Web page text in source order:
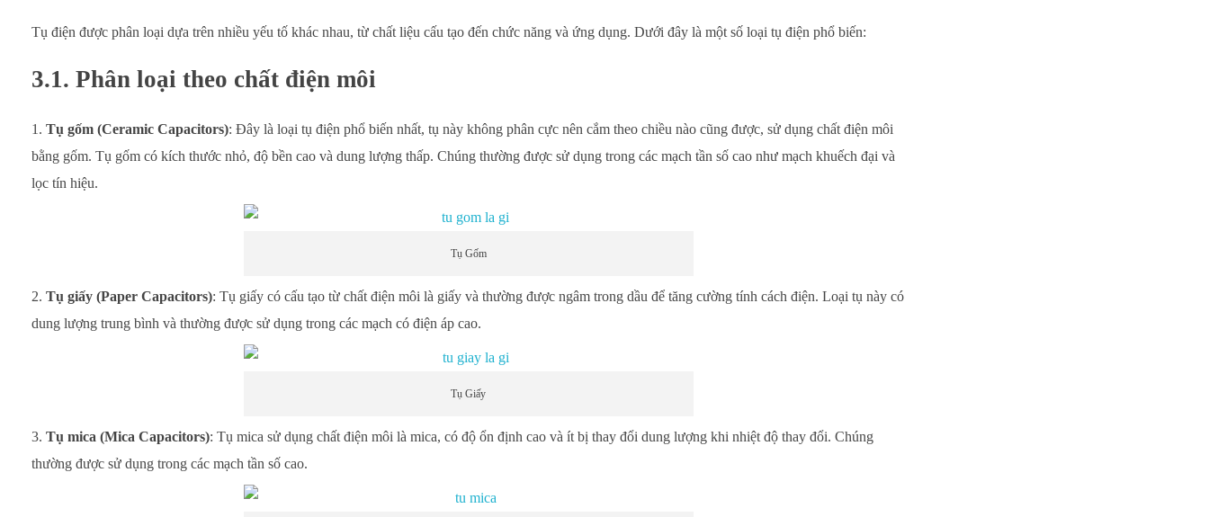
Tụ điện được phân loại dựa trên nhiều yếu tố khác nhau, từ chất liệu cấu tạo đến chức năng và ứng dụng. Dưới đây là một số loại tụ điện phổ biến:
3.1. Phân loại theo chất điện môi
Tụ gốm (Ceramic Capacitors): Đây là loại tụ điện phổ biến nhất, tụ này không phân cực nên cắm theo chiều nào cũng được, sử dụng chất điện môi
bằng gốm. Tụ gốm có kích thước nhỏ, độ bền cao và dung lượng thấp. Chúng thường được sử dụng trong các mạch tần số cao như mạch khuếch đại và
lọc tín hiệu.
Tụ Gốm
Tụ giấy (Paper Capacitors): Tụ giấy có cấu tạo từ chất điện môi là giấy và thường được ngâm trong dầu để tăng cường tính cách điện. Loại tụ này có
dung lượng trung bình và thường được sử dụng trong các mạch có điện áp cao.
Tụ Giấy
Tụ mica (Mica Capacitors): Tụ mica sử dụng chất điện môi là mica, có độ ổn định cao và ít bị thay đổi dung lượng khi nhiệt độ thay đổi. Chúng
thường được sử dụng trong các mạch tần số cao.